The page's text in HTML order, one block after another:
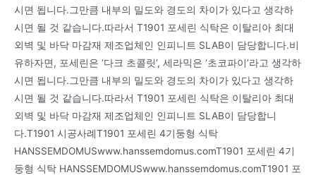
시면 됩니다.그만큼 내부의 밀도와 경도의 차이가 있다고 생각하
시면 될 것 같습니다.따라서 T1901 포세린 식탁은 이탈리아 최대
외벽 및 바닥 마감재 제조업체인 인피니트 SLAB이 담당합니다.비
유하자면, 포세린은 ‘다크 초콜릿’, 세라믹은 ‘초코파이’라고 생각하
시면 됩니다.그만큼 내부의 밀도와 경도의 차이가 있다고 생각하
시면 될 것 같습니다.따라서 T1901 포세린 식탁은 이탈리아 최대
외벽 및 바닥 마감재 제조업체인 인피니트 SLAB이 담당합니
다.T1901 시공사례T1901 포세린 4기둥형 식탁
HANSSEMDOMUSwww.hanssemdomus.comT1901 포세린 4기
둥형 식탁 HANSSEMDOMUSwww.hanssemdomus.comT1901 포